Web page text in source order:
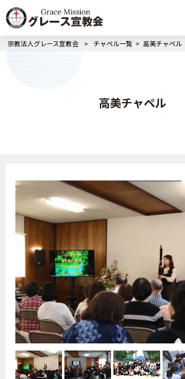
宗教法人グレース宣教会
> チャペル一覧 > 高美チャペル
高美チャペル